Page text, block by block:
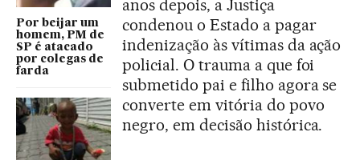
Por beijar um
homem, PM de
SP é atacado
por colegas de
farda
anos depois, a Justiça
condenou o Estado a pagar
indenização às vítimas da ação
policial. O trauma a que foi
submetido pai e filho agora se
converte em vitória do povo
negro, em decisão histórica.